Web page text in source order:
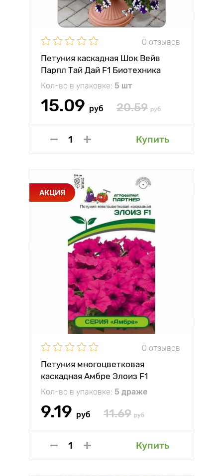
0 отзывов
Петуния каскадная Шок Вейв
Парпл Тай Дай F1 Биотехника
Кол-во в упаковке: 5 шт
15.09 руб 20.59 руб
Купить
АКЦИЯ
0 отзывов
Петуния многоцветковая
каскадная Амбре Элоиз F1
Партнер
Кол-во в упаковке: 5 драже
9.19 руб 11.69 руб
Купить